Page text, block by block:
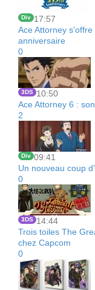
Div 17:57
Ace Attorney
anniversaire
0
3DS 10:50
Ace Attorney 6 :
2
Div 09:41
Un nouveau coup
0
3DS 14:44
Trois toiles The
chez Capcom
0